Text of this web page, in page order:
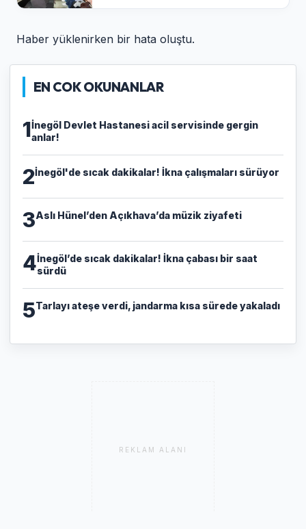
Haber yüklenirken bir hata oluştu.
EN COK OKUNANLAR
1İnegöl Devlet Hastanesi acil servisinde gergin
anlar!
2İnegöl'de sıcak dakikalar! İkna çalışmaları sürüyor
3Aslı Hünel’den Açıkhava’da müzik ziyafeti
4İnegöl’de sıcak dakikalar! İkna çabası bir saat
sürdü
5Tarlayı ateşe verdi, jandarma kısa sürede yakaladı
REKLAM ALANI